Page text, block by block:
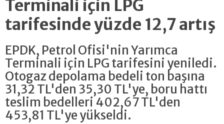
Terminali için LPG
tarifesinde yüzde 12,7 artış
EPDK, Petrol Ofisi'nin Yarımca
Terminali için LPG tarifesini yeniledi.
Otogaz depolama bedeli ton başına
31,32 TL'den 35,30 TL'ye, boru hattı
teslim bedelleri 402,67 TL'den
453,81 TL'ye yükseldi.